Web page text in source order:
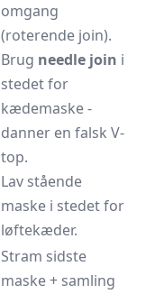
omgang
(roterende join).
Brug needle join i
stedet for
kædemaske -
danner en falsk V-
top.
Lav stående
maske i stedet for
løftekæder.
Stram sidste
maske + samling